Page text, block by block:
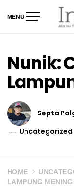
MENU
Nunik:
Septa
Uncategorized
HOME
LAMPUNG